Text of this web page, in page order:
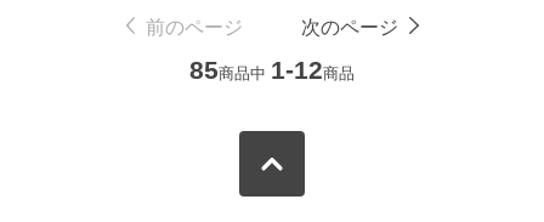
前のページ 次のページ
85商品中 1-12商品